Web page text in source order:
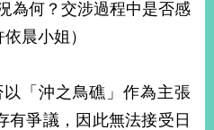
為何？交涉過程中是否感
晨小姐）
「沖之鳥礁」作為主張
有爭議，因此無法接受日